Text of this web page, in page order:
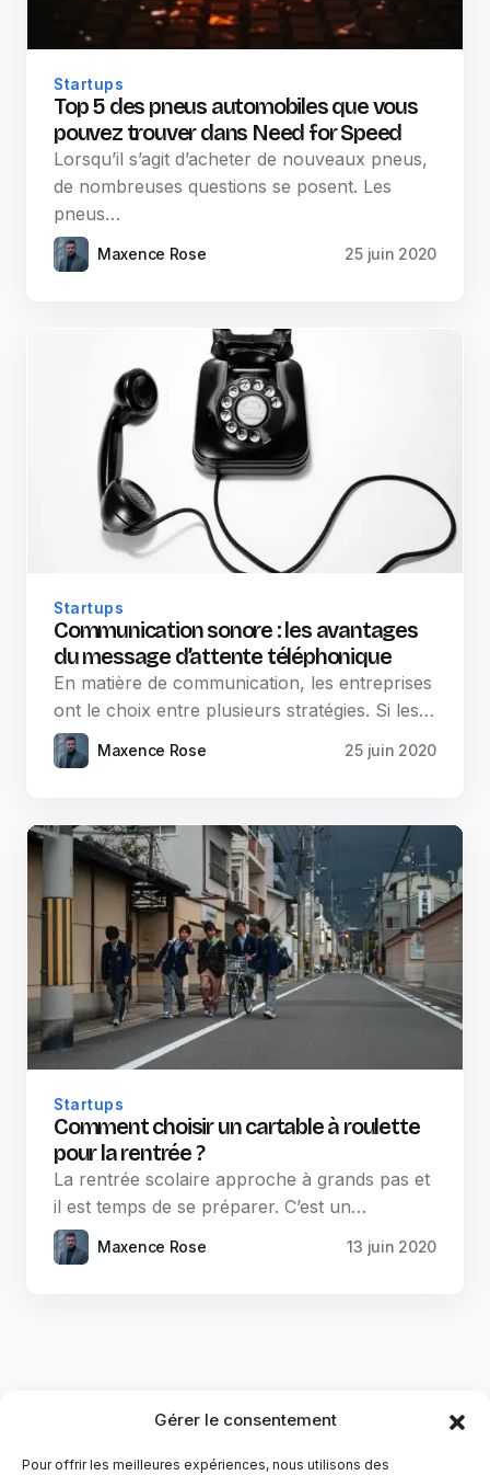
Gérer le consentement
Pour offrir les meilleures expériences, nous utilisons des
Startups
Top 5 des pneus automobiles que vous
pouvez trouver dans Need for Speed
Lorsqu’il s’agit d’acheter de nouveaux pneus,
de nombreuses questions se posent. Les
pneus…
Maxence Rose 25 juin 2020
Startups
Communication sonore : les avantages
du message d’attente téléphonique
En matière de communication, les entreprises
ont le choix entre plusieurs stratégies. Si les…
Maxence Rose 25 juin 2020
Startups
Comment choisir un cartable à roulette
pour la rentrée ?
La rentrée scolaire approche à grands pas et
il est temps de se préparer. C’est un…
Maxence Rose 13 juin 2020